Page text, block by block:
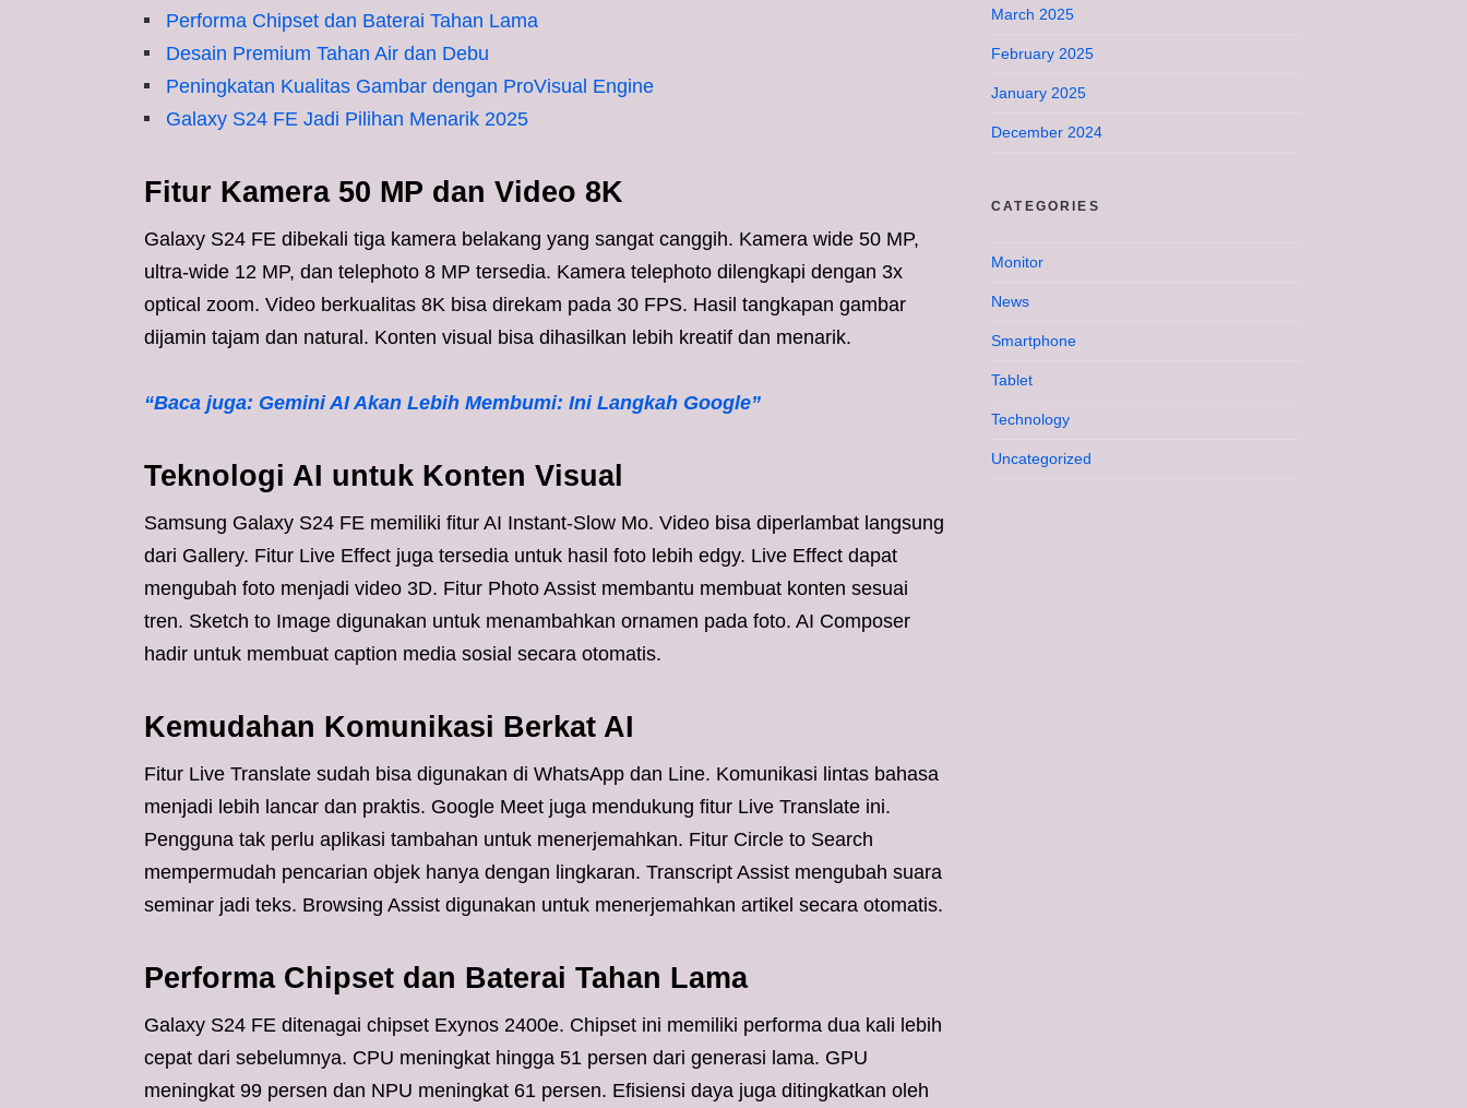
Performa Chipset dan Baterai Tahan Lama
Desain Premium Tahan Air dan Debu
Peningkatan Kualitas Gambar dengan ProVisual Engine
Galaxy S24 FE Jadi Pilihan Menarik 2025
Fitur Kamera 50 MP dan Video 8K
Galaxy S24 FE dibekali tiga kamera belakang yang sangat canggih. Kamera wide 50 MP,
ultra-wide 12 MP, dan telephoto 8 MP tersedia. Kamera telephoto dilengkapi dengan 3x
optical zoom. Video berkualitas 8K bisa direkam pada 30 FPS. Hasil tangkapan gambar
dijamin tajam dan natural. Konten visual bisa dihasilkan lebih kreatif dan menarik.
“Baca juga: Gemini AI Akan Lebih Membumi: Ini Langkah Google”
Teknologi AI untuk Konten Visual
Samsung Galaxy S24 FE memiliki fitur AI Instant-Slow Mo. Video bisa diperlambat langsung
dari Gallery. Fitur Live Effect juga tersedia untuk hasil foto lebih edgy. Live Effect dapat
mengubah foto menjadi video 3D. Fitur Photo Assist membantu membuat konten sesuai
tren. Sketch to Image digunakan untuk menambahkan ornamen pada foto. AI Composer
hadir untuk membuat caption media sosial secara otomatis.
Kemudahan Komunikasi Berkat AI
Fitur Live Translate sudah bisa digunakan di WhatsApp dan Line. Komunikasi lintas bahasa
menjadi lebih lancar dan praktis. Google Meet juga mendukung fitur Live Translate ini.
Pengguna tak perlu aplikasi tambahan untuk menerjemahkan. Fitur Circle to Search
mempermudah pencarian objek hanya dengan lingkaran. Transcript Assist mengubah suara
seminar jadi teks. Browsing Assist digunakan untuk menerjemahkan artikel secara otomatis.
Performa Chipset dan Baterai Tahan Lama
Galaxy S24 FE ditenagai chipset Exynos 2400e. Chipset ini memiliki performa dua kali lebih
cepat dari sebelumnya. CPU meningkat hingga 51 persen dari generasi lama. GPU
meningkat 99 persen dan NPU meningkat 61 persen. Efisiensi daya juga ditingkatkan oleh
March 2025
February 2025
January 2025
December 2024
CATEGORIES
Monitor
News
Smartphone
Tablet
Technology
Uncategorized